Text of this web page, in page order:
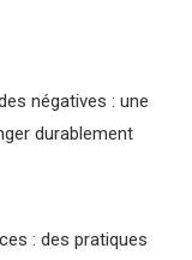
négatives : une
durablement
: des pratiques